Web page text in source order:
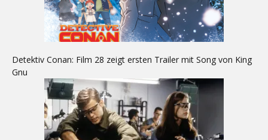
Detektiv Conan: Film 28 zeigt ersten Trailer mit Song von King
Gnu